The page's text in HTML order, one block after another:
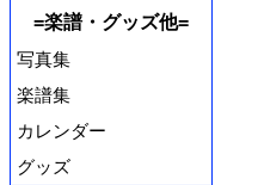
=楽譜・グッズ他=
写真集
楽譜集
カレンダー
グッズ